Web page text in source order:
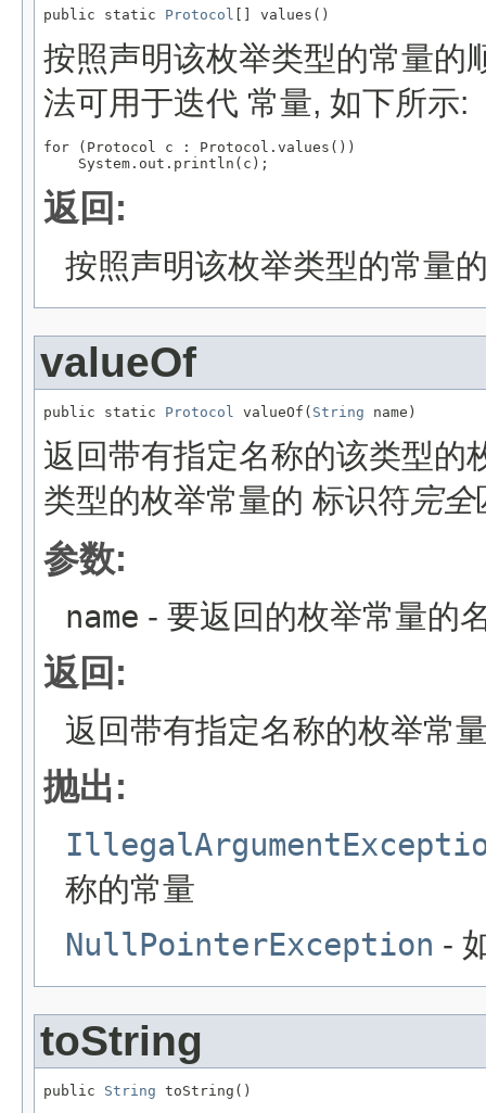
public static Protocol [] values()
按照声明该枚举类型的常量的
法可用于迭代 常量, 如下所示:
for (Protocol c : Protocol.values())
返回:
按照声明该枚举类型的常量
valueOf
public static Protocol valueOf( String name)
返回带有指定名称的该类型的
类型的枚举常量的 标识符完全
参数:
name - 要返回的枚举常量的
返回:
返回带有指定名称的枚举常
抛出:
称的常量
NullPointerException -
toString
public String toString()